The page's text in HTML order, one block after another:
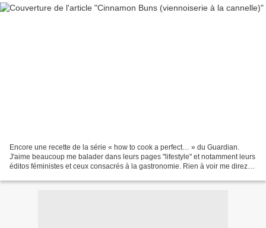
Encore une recette de la série « how to cook a perfect… » du Guardian.
J'aime beaucoup me balader dans leurs pages "lifestyle" et notamment leurs
éditos féministes et ceux consacrés à la gastronomie. Rien à voir me direz-